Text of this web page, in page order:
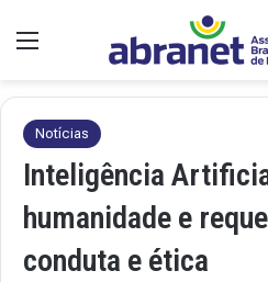
Notícias
Inteligência
humanidade e
conduta e ética